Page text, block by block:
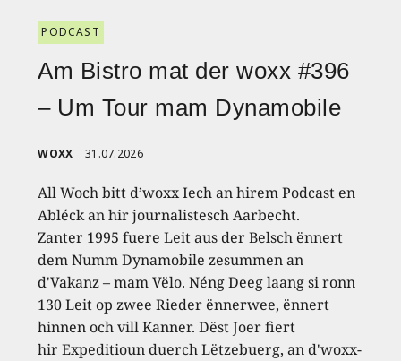
PODCAST
Am Bistro mat der woxx #396
– Um Tour mam Dynamobile
WOXX 31.07.2026
All Woch bitt d’woxx Iech an hirem Podcast en
Abléck an hir journalistesch Aarbecht.
Zanter 1995 fuere Leit aus der Belsch ënnert
dem Numm Dynamobile zesummen an
d'Vakanz – mam Vëlo. Néng Deeg laang si ronn
130 Leit op zwee Rieder ënnerwee, ënnert
hinnen och vill Kanner. Dëst Joer fiert
hir Expeditioun duerch Lëtzebuerg, an d'woxx-